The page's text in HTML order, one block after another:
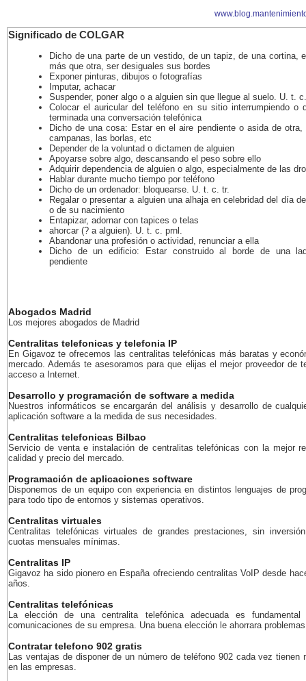
Significado de COLGAR
Dicho de una parte de un vestido, de un tapiz, de una cortina,
más que otra, ser desiguales sus bordes
Exponer pinturas, dibujos o fotografías
Imputar, achacar
Suspender, poner algo o a alguien sin que llegue al suelo. U. t.
Colocar el auricular del teléfono en su sitio interrumpiendo o
terminada una conversación telefónica
Dicho de una cosa: Estar en el aire pendiente o asida de otra,
campanas, las borlas, etc
Depender de la voluntad o dictamen de alguien
Apoyarse sobre algo, descansando el peso sobre ello
Adquirir dependencia de alguien o algo, especialmente de las
Hablar durante mucho tiempo por teléfono
Dicho de un ordenador: bloquearse. U. t. c. tr.
Regalar o presentar a alguien una alhaja en celebridad del día
o de su nacimiento
Entapizar, adornar con tapices o telas
ahorcar (? a alguien). U. t. c. prnl.
Abandonar una profesión o actividad, renunciar a ella
Dicho de un edificio: Estar construido al borde de una
pendiente
Abogados Madrid
Los mejores abogados de Madrid
Centralitas telefonicas y telefonia IP
En Gigavoz te ofrecemos las centralitas telefónicas más baratas y
mercado. Además te asesoramos para que elijas el mejor proveedor de
acceso a Internet.
Desarrollo y programación de software a medida
Nuestros informáticos se encargarán del análisis y desarrollo de
aplicación software a la medida de sus necesidades.
Centralitas telefonicas Bilbao
Servicio de venta e instalación de centralitas telefónicas con la mejor
calidad y precio del mercado.
Programación de aplicaciones software
Disponemos de un equipo con experiencia en distintos lenguajes de
para todo tipo de entornos y sistemas operativos.
Centralitas virtuales
Centralitas telefónicas virtuales de grandes prestaciones, sin
cuotas mensuales mínimas.
Centralitas IP
Gigavoz ha sido pionero en España ofreciendo centralitas VoIP desde
años.
Centralitas telefónicas
La elección de una centralita telefónica adecuada es
comunicaciones de su empresa. Una buena elección le ahorrara
Contratar telefono 902 gratis
Las ventajas de disponer de un número de teléfono 902 cada vez tienen
en las empresas.